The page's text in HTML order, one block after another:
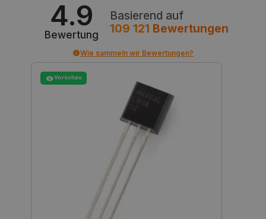
4.9
Bewertung
Basierend auf
109 121 Bewertungen
Wie sammeln wir Bewertungen?
Vorschau
isListDisplay
critCartData